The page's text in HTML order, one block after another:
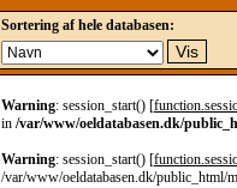
Sortering af hele databasen:
Warning: session_start() [
in /var/www/oeldatabasen.dk/
Warning: session_start() [
/var/www/oeldatabasen.dk/public_html/